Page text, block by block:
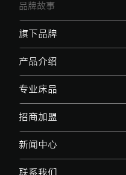
品牌故事
旗下品牌
产品介绍
专业床品
招商加盟
新闻中心